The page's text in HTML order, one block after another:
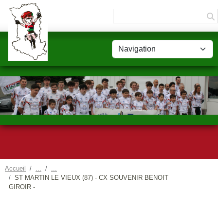
Accueil
ST MARTIN LE VIEUX (87) - CX SOUVENIR BENOIT
GIROIR -
Panneau de gestion des cookies